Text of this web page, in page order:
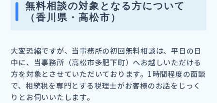
無料相談の対象となる方について
（香川県・高松市）
大変恐縮ですが、当事務所の初回無料相談は、平日の日
中に、当事務所（高松市多肥下町）へお越しいただける
方を対象とさせていただいております。1時間程度の面談
で、相続税を専門とする税理士がお客様のお話をじっく
りとお伺いいたします。